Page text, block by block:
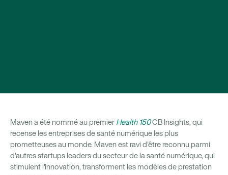
Maven a été nommé au premier Health 150CB Insights, qui
recense les entreprises de santé numérique les plus
prometteuses au monde. Maven est ravi d'être reconnu parmi
d'autres startups leaders du secteur de la santé numérique, qui
stimulent l'innovation, transforment les modèles de prestation